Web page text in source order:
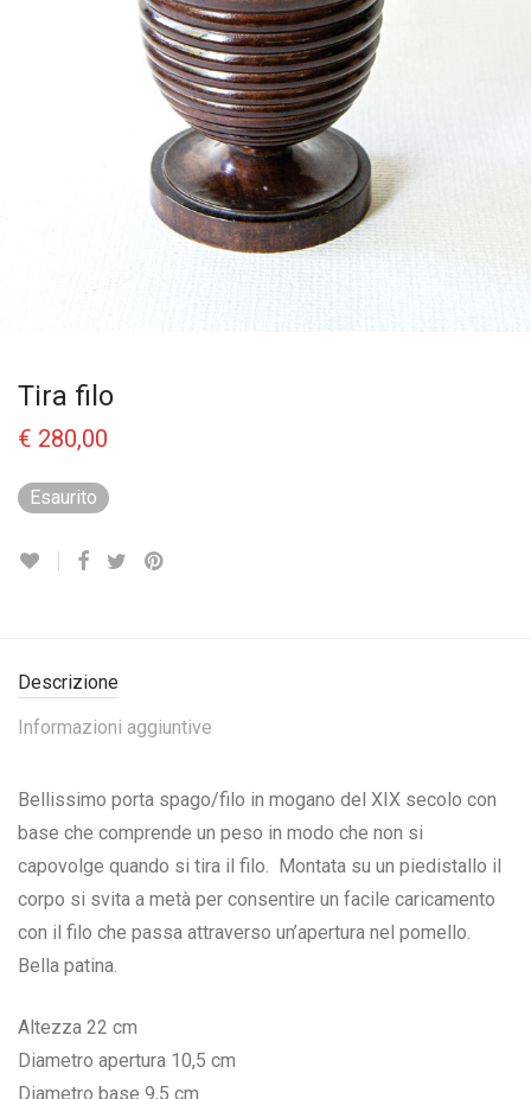
Tira filo
€ 280,00
Esaurito
Descrizione
Informazioni aggiuntive
Bellissimo porta spago/filo in mogano del XIX secolo con
base che comprende un peso in modo che non si
capovolge quando si tira il filo. Montata su un piedistallo il
corpo si svita a metà per consentire un facile caricamento
con il filo che passa attraverso un’apertura nel pomello.
Bella patina.
Altezza 22 cm
Diametro apertura 10,5 cm
Diametro base 9,5 cm